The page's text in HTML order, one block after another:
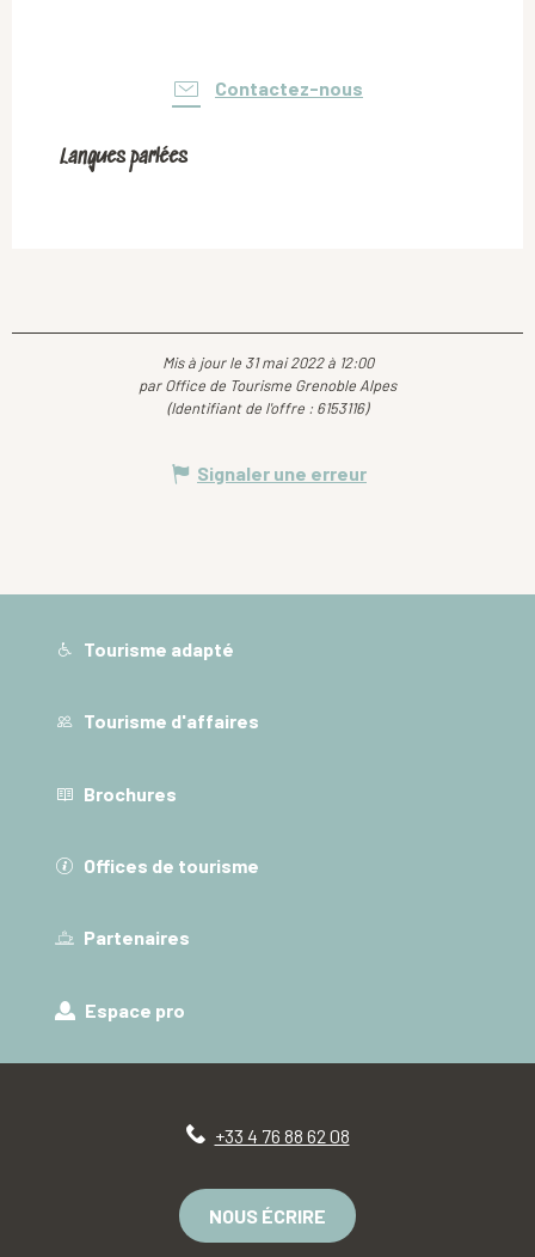
Contactez-nous
Langues parlées
Langues parlées
Mis à jour le 31 mai 2022 à 12:00
par Office de Tourisme Grenoble Alpes
(Identifiant de l'offre : 6153116)
Signaler une erreur
Tourisme adapté
Tourisme d'affaires
Brochures
Offices de tourisme
Partenaires
Espace pro
+33 4 76 88 62 08
NOUS ÉCRIRE